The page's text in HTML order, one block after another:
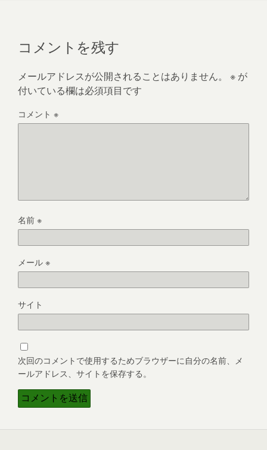
コメントを残す
メールアドレスが公開されることはありません。 ※ が
付いている欄は必須項目です
コメント ※
名前※
メール※
サイト
次回のコメントで使用するためブラウザーに自分の名前、メ
ールアドレス、サイトを保存する。